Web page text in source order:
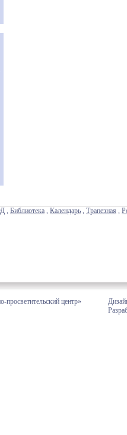
, Библиотека , Календарь , Трапезная ,
просветительский центр»